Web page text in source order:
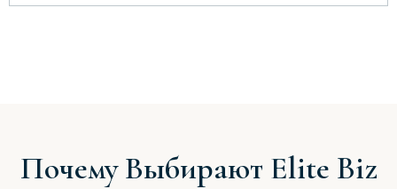
Почему Выбирают Elite Biz